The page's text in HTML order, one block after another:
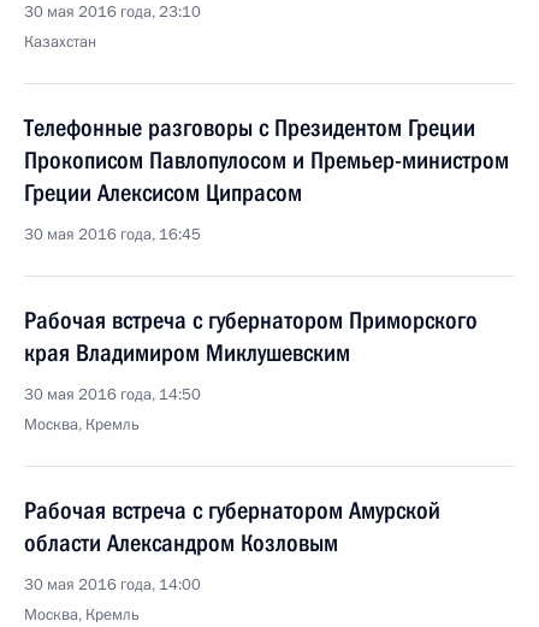
30 мая 2016 года, 23:10
Казахстан
Телефонные разговоры с Президентом Греции
Прокописом Павлопулосом и Премьер-министром
Греции Алексисом Ципрасом
30 мая 2016 года, 16:45
Рабочая встреча с губернатором Приморского
края Владимиром Миклушевским
30 мая 2016 года, 14:50
Москва, Кремль
Рабочая встреча с губернатором Амурской
области Александром Козловым
30 мая 2016 года, 14:00
Москва, Кремль